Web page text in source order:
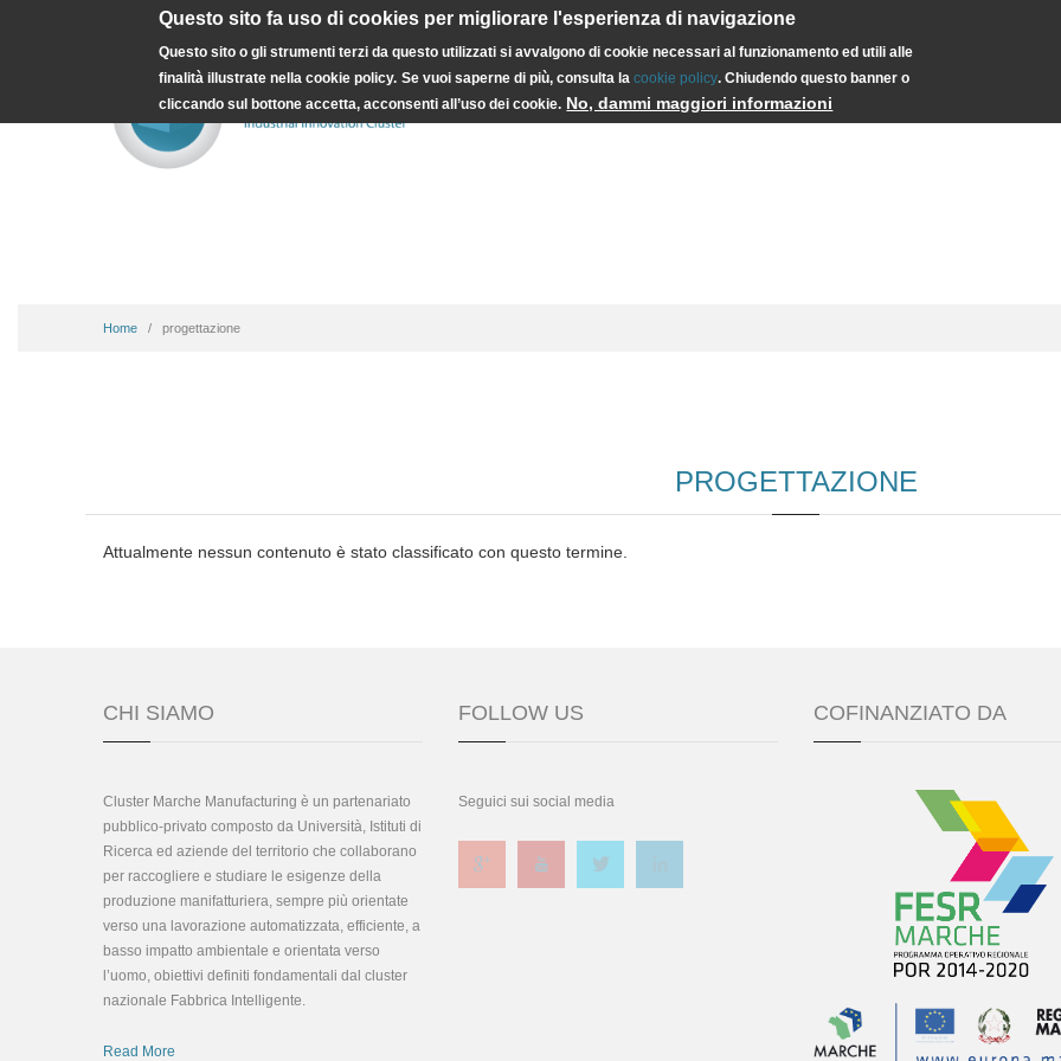
Questo sito fa uso di cookies per migliorare l'esperienza di navigazione
Questo sito o gli strumenti terzi da questo utilizzati si avvalgono di cookie necessari al funzionamento ed utili alle
finalità illustrate nella cookie policy. Se vuoi saperne di più, consulta lacookie policy. Chiudendo questo banner o
cliccando sul bottone accetta, acconsenti all’uso dei cookie. No, dammi maggiori informazioni
Home Chi Siamo
Home progettazione
PROGETTAZIONE
Attualmente nessun contenuto è stato classificato con questo termine.
CHI SIAMO
Cluster Marche Manufacturing è un partenariato
pubblico-privato composto da Università, Istituti di
Ricerca ed aziende del territorio che collaborano
per raccogliere e studiare le esigenze della
produzione manifatturiera, sempre più orientate
verso una lavorazione automatizzata, efficiente, a
basso impatto ambientale e orientata verso
l’uomo, obiettivi definiti fondamentali dal cluster
nazionale Fabbrica Intelligente.
Read More
FOLLOW US
Seguici sui social media
COFINANZIATO DA